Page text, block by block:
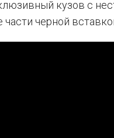
кузов с
черной